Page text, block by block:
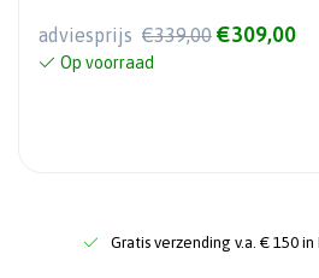
adviesprijs €339,00 €309,00
Op voorraad
Gratis verzending v.a. € 150